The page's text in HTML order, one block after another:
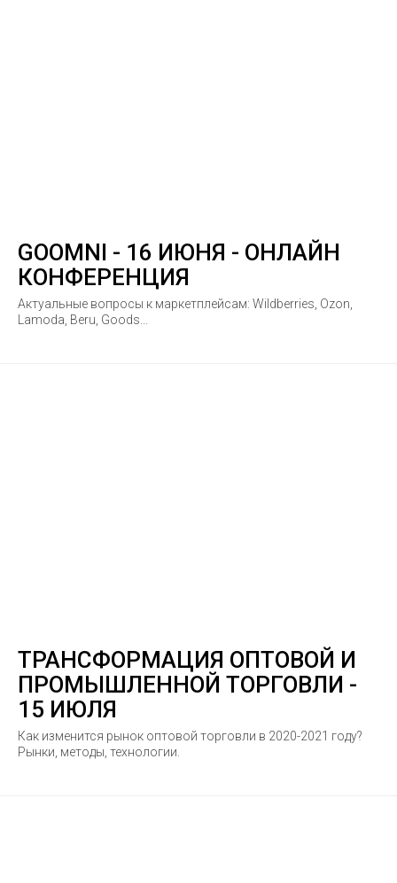
GOOMNI - 16 ИЮНЯ - ОНЛАЙН
КОНФЕРЕНЦИЯ
Актуальные вопросы к маркетплейсам: Wildberries, Ozon,
Lamoda, Beru, Goods...
ТРАНСФОРМАЦИЯ ОПТОВОЙ И
ПРОМЫШЛЕННОЙ ТОРГОВЛИ -
15 ИЮЛЯ
Как изменится рынок оптовой торговли в 2020-2021 году?
Рынки, методы, технологии.